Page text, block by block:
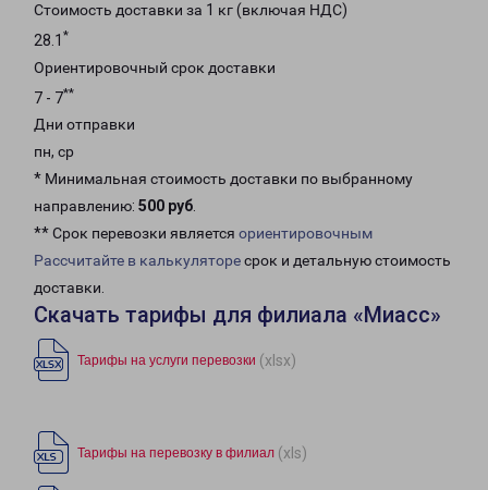
Стоимость доставки за 1 кг (включая НДС)
28.1 *
Ориентировочный срок доставки
7 - 7**
Дни отправки
пн, ср
* Минимальная стоимость доставки по выбранному
направлению: 500 руб.
** Срок перевозки является ориентировочным
Рассчитайте в калькуляторесрок и детальную стоимость
доставки.
Скачать тарифы для филиала «Миасс»
Тарифы на услуги перевозки (xlsx)
Тарифы на перевозку в филиал (xls)